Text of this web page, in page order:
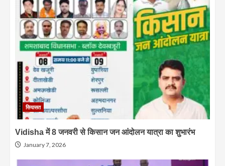
सियासत
Vidisha में 8 जनवरी से किसान जन आंदोलन यात्रा का शुभारंभ
January 7, 2026